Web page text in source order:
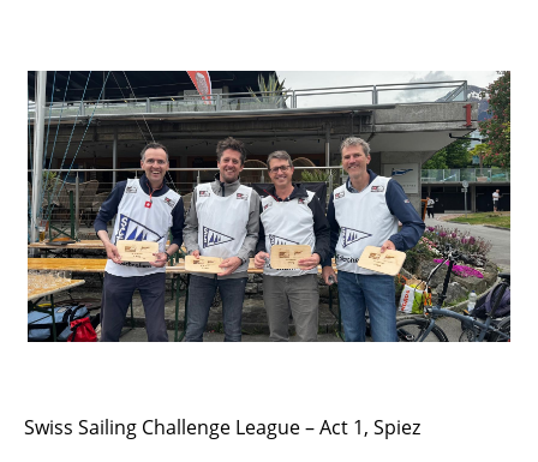
Swiss Sailing Challenge League – Act 1, Spiez